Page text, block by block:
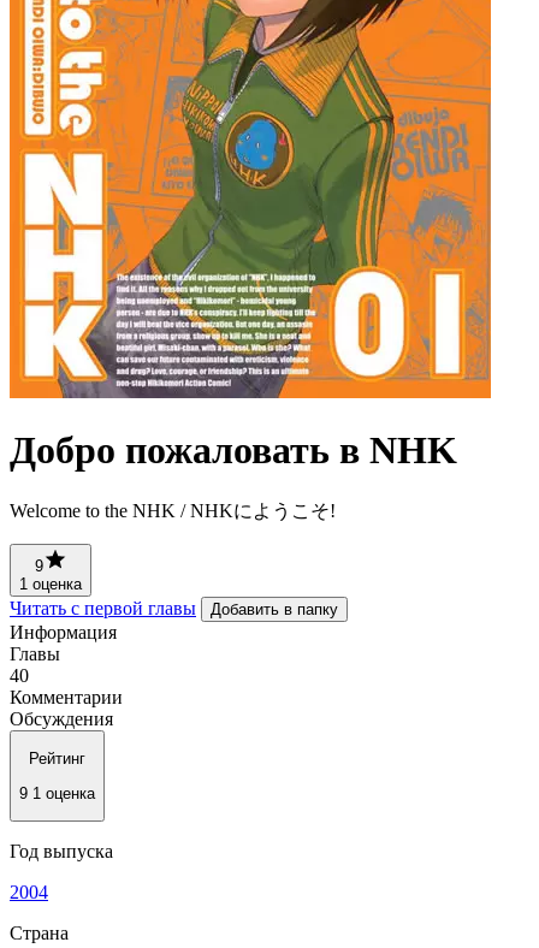
Добро пожаловать в NHK
Welcome to the NHK / NHKにようこそ!
9
1 оценка
Читать с первой главы Добавить в папку
Информация
Главы
40
Комментарии
Обсуждения
Рейтинг
9 1 оценка
Год выпуска
2004
Страна